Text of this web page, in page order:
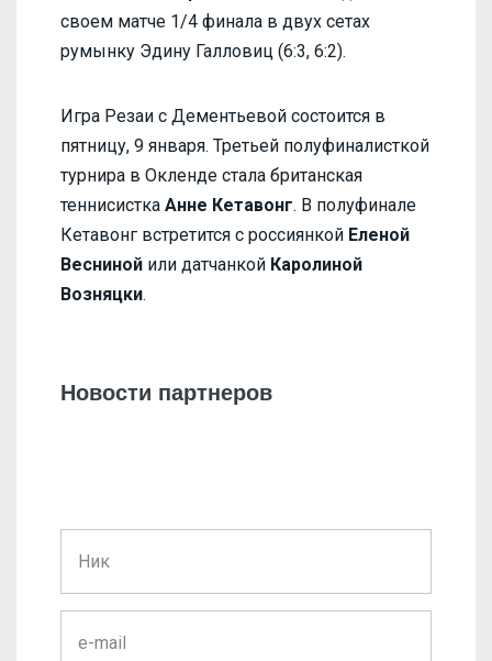
своем матче 1/4 финала в двух сетах
румынку Эдину Галловиц (6:3, 6:2).
Игра Резаи с Дементьевой состоится в
пятницу, 9 января. Третьей полуфиналисткой
турнира в Окленде стала британская
теннисистка Анне Кетавонг. В полуфинале
Кетавонг встретится с россиянкой Еленой
Весниной или датчанкой Каролиной
Возняцки.
Новости партнеров